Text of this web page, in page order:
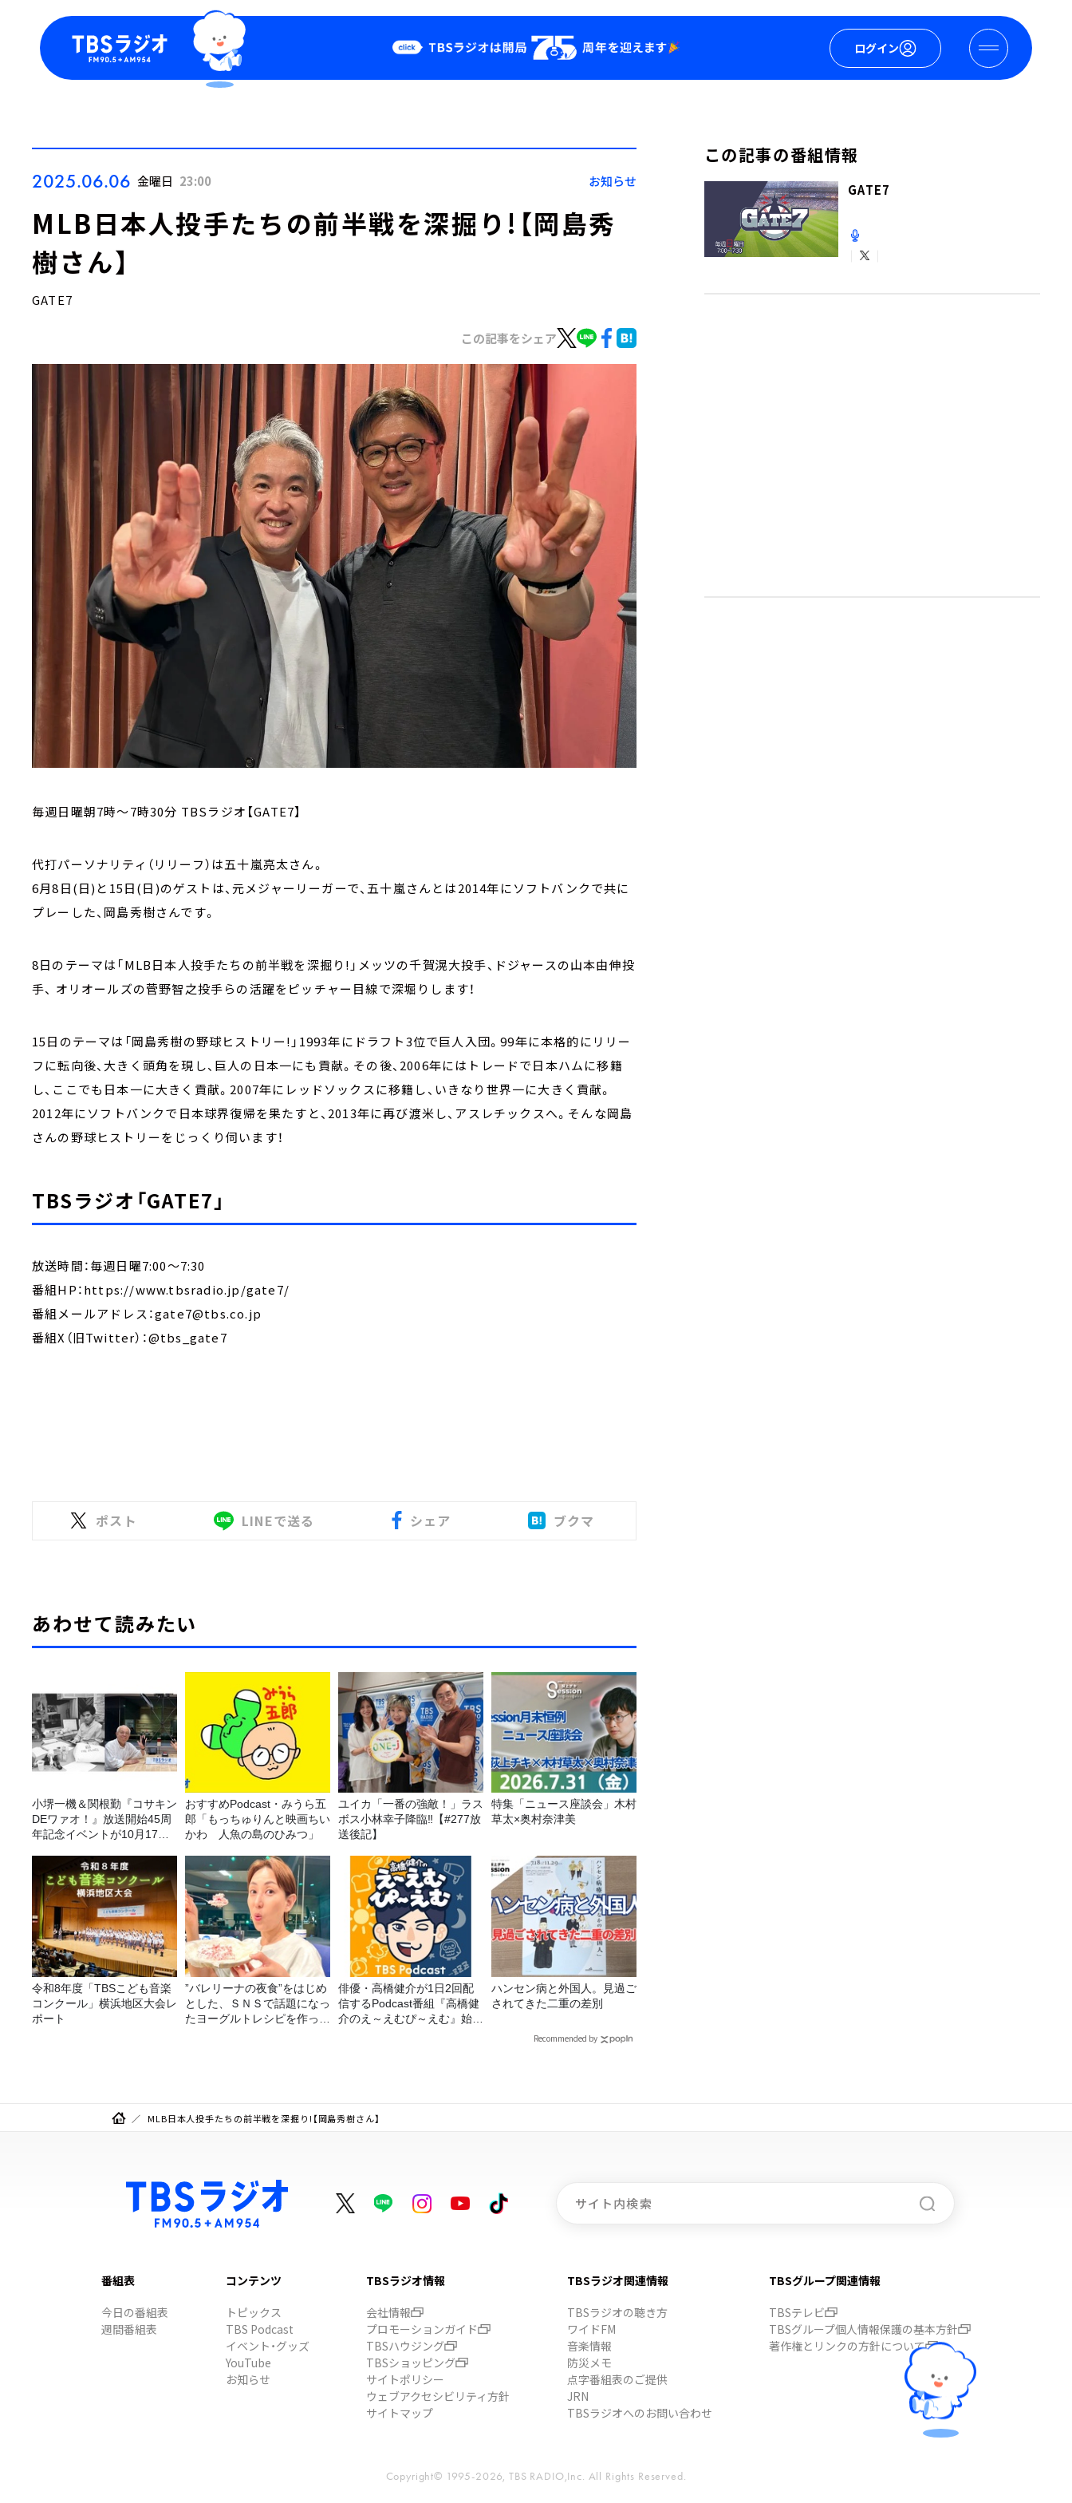
ログイン
Podcast
YouTube
2025.06.06 金曜日 23:00 お知らせ
MLB日本人投手たちの前半戦を深掘り!【岡島秀
樹さん】
GATE7
この記事をシェア
毎週日曜朝7時～7時30分 TBSラジオ【GATE7】
代打パーソナリティ（リリーフ）は五十嵐亮太さん。
6月8日(日)と15日(日)のゲストは、元メジャーリーガーで、五十嵐さんとは2014年にソフトバンクで共に
プレーした、岡島秀樹さんです。
8日のテーマは「MLB日本人投手たちの前半戦を深掘り!」メッツの千賀滉大投手、ドジャースの山本由伸投
手、 オリオールズの菅野智之投手らの活躍をピッチャー目線で深堀りします！
15日のテーマは「岡島秀樹の野球ヒストリー!」1993年にドラフト3位で巨人入団。99年に本格的にリリー
フに転向後、大きく頭角を現し、巨人の日本一にも貢献。その後、2006年にはトレードで日本ハムに移籍
し、ここでも日本一に大きく貢献。2007年にレッドソックスに移籍し、いきなり世界一に大きく貢献。
2012年にソフトバンクで日本球界復帰を果たすと、2013年に再び渡米し、アスレチックスへ。そんな岡島
さんの野球ヒストリーをじっくり伺います！
TBSラジオ「GATE7」
放送時間：毎週日曜7:00～7:30
番組HP：https://www.tbsradio.jp/gate7/
番組メールアドレス：gate7@tbs.co.jp
番組X（旧Twitter）：@tbs_gate7
ポスト LINEで送る シェア ブクマ
あわせて読みたい
小堺一機＆関根勤『コサキン
DEワァオ！』放送開始45周
年記念イベントが10月17日
FC先行受付スタート！
おすすめPodcast・みうら五
郎「もっちゅりんと映画ちい
かわ 人魚の島のひみつ」
ユイカ「一番の強敵！」ラス
ボス小林幸子降臨‼【#277放
送後記】
特集「ニュース座談会」木村
草太×奥村奈津美
令和8年度「TBSこども音楽
コンクール」横浜地区大会レ
ポート
”バレリーナの夜食”をはじめ
とした、ＳＮＳで話題になっ
たヨーグルトレシピを作って
俳優・高橋健介が1日2回配
信するPodcast番組『高橋健
介のえ～えむぴ～えむ』始ま
ハンセン病と外国人。見過ご
されてきた二重の差別
Recommended by
この記事の番組情報
GATE7
MLB日本人投手たちの前半戦を深掘り!【岡島秀樹さん】
番組表
今日の番組表
週間番組表
コンテンツ
トピックス
TBS Podcast
イベント・グッズ
YouTube
お知らせ
TBSラジオ情報
会社情報
プロモーションガイド
TBSハウジング
TBSショッピング
サイトポリシー
ウェブアクセシビリティ方針
サイトマップ
TBSラジオ関連情報
TBSラジオの聴き方
ワイドFM
音楽情報
防災メモ
点字番組表のご提供
JRN
TBSラジオへのお問い合わせ
TBSグループ関連情報
TBSテレビ
TBSグループ個人情報保護の基本方針
著作権とリンクの方針について
Copyright© 1995-2026, TBS RADIO,Inc. All Rights Reserved.